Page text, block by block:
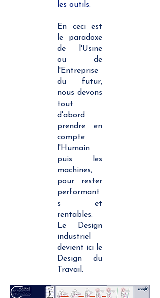
les outils.
En ceci est
le paradoxe
de l'Usine
ou de
l'Entreprise
du futur,
nous devons
tout
d'abord
prendre en
compte
l'Humain
puis les
machines,
pour rester
performant
s et
rentables.
Le Design
industriel
devient ici le
Design du
Travail.